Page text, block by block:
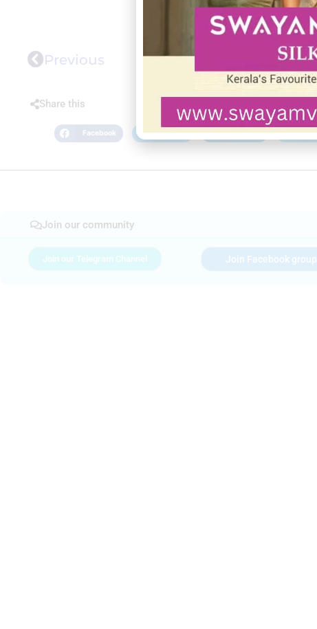
Previous
Share this
Facebook Twitter LinkedIn
Join our community
Join our Telegram Channel Join Facebook group